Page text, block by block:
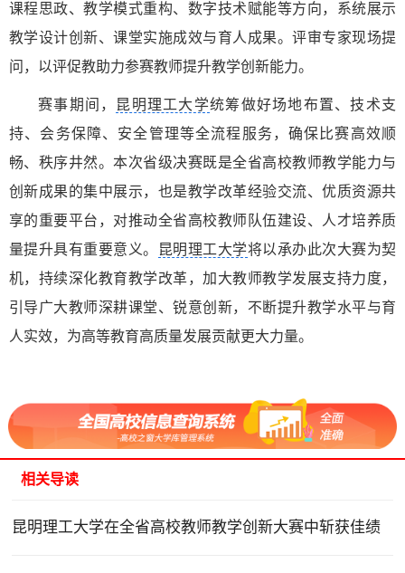
课程思政、教学模式重构、数字技术赋能等方向，系统展示
教学设计创新、课堂实施成效与育人成果。评审专家现场提
问，以评促教助力参赛教师提升教学创新能力。
赛事期间， 昆明理工大学统筹做好场地布置、技术支
持、会务保障、安全管理等全流程服务，确保比赛高效顺
畅、秩序井然。本次省级决赛既是全省高校教师教学能力与
创新成果的集中展示，也是教学改革经验交流、优质资源共
享的重要平台，对推动全省高校教师队伍建设、人才培养质
量提升具有重要意义。
昆明理工大学将以承办此次大赛为契
机，持续深化教育教学改革，加大教师教学发展支持力度，
引导广大教师深耕课堂、锐意创新，不断提升教学水平与育
人实效，为高等教育高质量发展贡献更大力量。
相关导读
昆明理工大学在全省高校教师教学创新大赛中斩获佳绩